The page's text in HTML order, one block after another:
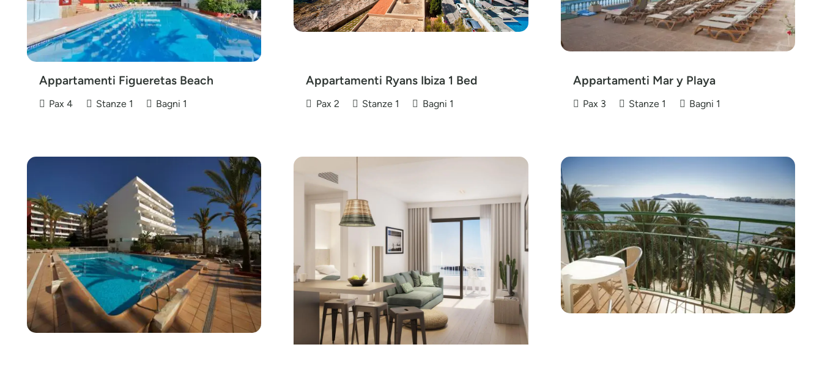
Appartamenti Figueretas Beach
Pax4 Stanze 1 Bagni 1
Appartamenti Ryans Ibiza 1 Bed
Pax 2 Stanze 1 Bagni 1
Appartamenti Mar y Playa
Pax 3 Stanze 1 Bagni 1